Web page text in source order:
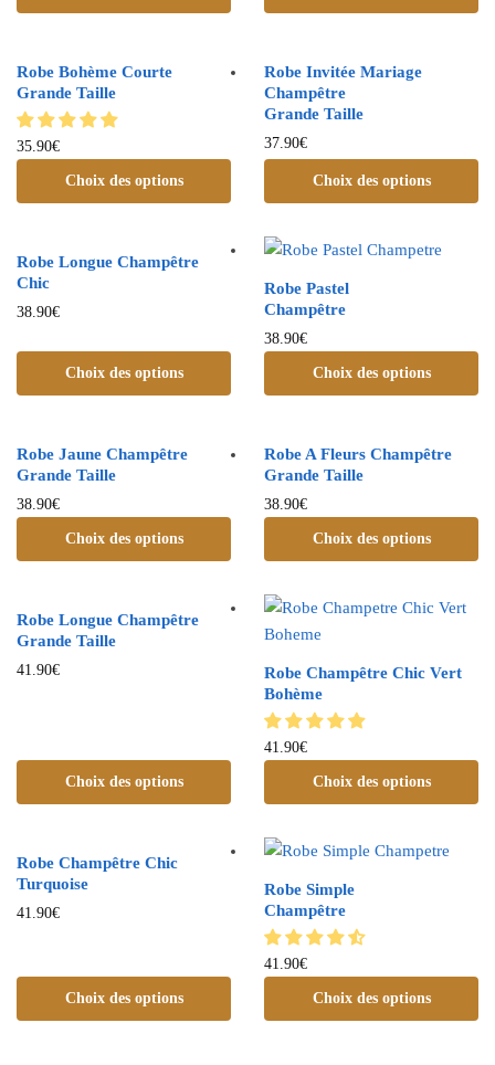
Robe Bohème Courte
Grande Taille
35.90€
Choix des options
Robe Invitée Mariage
Champêtre
Grande Taille
37.90€
Choix des options
Robe Longue Champêtre
Chic
38.90€
Choix des options
Robe Pastel
Champêtre
38.90€
Choix des options
Robe Jaune Champêtre
Grande Taille
38.90€
Choix des options
Robe A Fleurs Champêtre
Grande Taille
38.90€
Choix des options
Robe Longue Champêtre
Grande Taille
41.90€
Choix des options
Robe Champêtre Chic Vert
Bohème
41.90€
Choix des options
Robe Champêtre Chic
Turquoise
41.90€
Choix des options
Robe Simple
Champêtre
41.90€
Choix des options